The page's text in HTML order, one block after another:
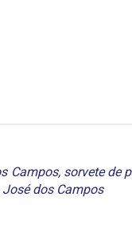
Campos, sorvete de
dos Campos